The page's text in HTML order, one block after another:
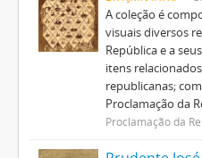
A coleção é
visuais diversos
República e a
itens
republicanas;
Proclamação da
Proclamação da